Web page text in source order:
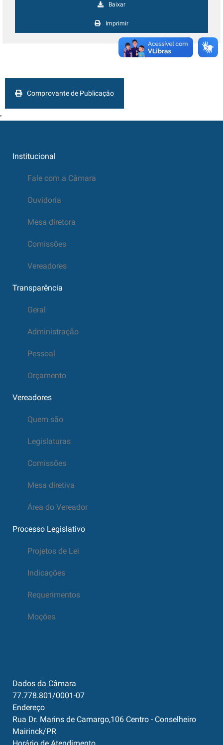
Baixar
Imprimir
Comprovante de Publicação
Institucional
Fale com a Câmara
Ouvidoria
Mesa diretora
Comissões
Vereadores
Transparência
Geral
Administração
Pessoal
Orçamento
Vereadores
Quem são
Legislaturas
Comissões
Mesa diretiva
Área do Vereador
Processo Legislativo
Projetos de Lei
Indicações
Requerimentos
Moções
Dados da Câmara
77.778.801/0001-07
Endereço
Rua Dr. Marins de Camargo,106 Centro - Conselheiro
Mairinck/PR